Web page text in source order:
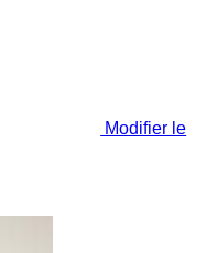
Modifier le